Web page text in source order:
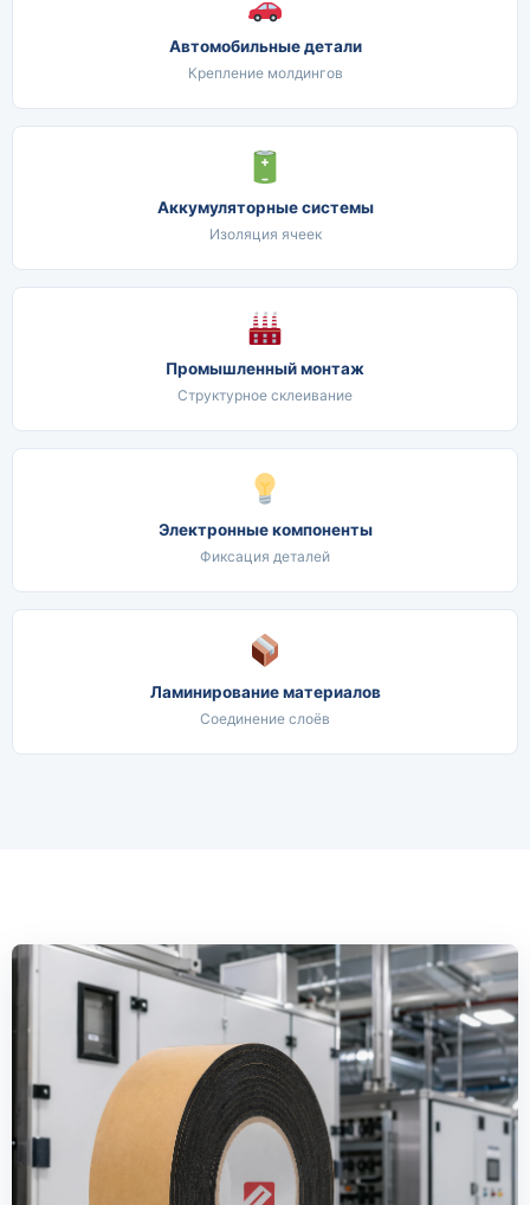
Автомобильные детали
Крепление молдингов
Аккумуляторные системы
Изоляция ячеек
Промышленный монтаж
Структурное склеивание
Электронные компоненты
Фиксация деталей
Ламинирование материалов
Соединение слоёв